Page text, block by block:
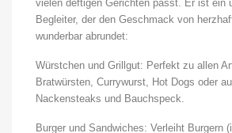
vielen deftigen Gerichten passt. Er ist ein
Begleiter, der den Geschmack von
wunderbar abrundet:
Würstchen und Grillgut: Perfekt zu allen
Bratwürsten, Currywurst, Hot Dogs oder
Nackensteaks und Bauchspeck.
Burger und Sandwiches: Verleiht Burgern